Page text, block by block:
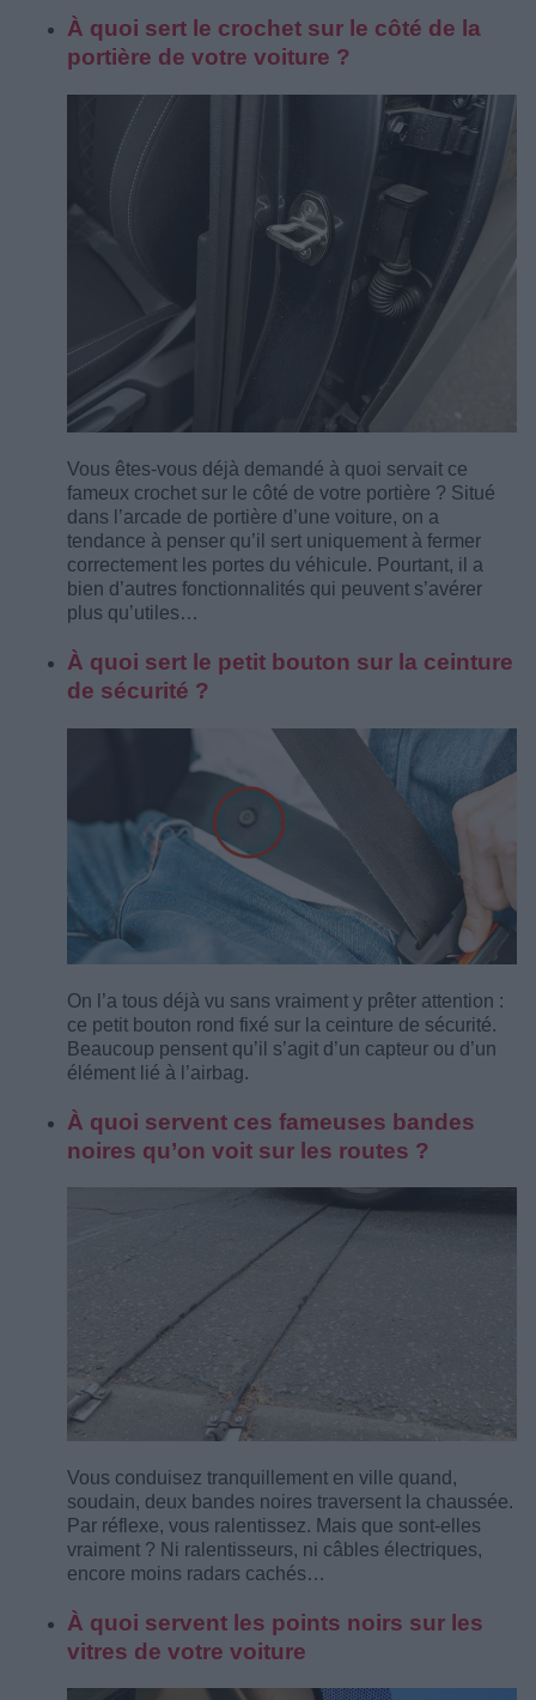
À quoi sert le crochet sur le côté de la
portière de votre voiture ?
Vous êtes-vous déjà demandé à quoi servait ce
fameux crochet sur le côté de votre portière ? Situé
dans l’arcade de portière d’une voiture, on a
tendance à penser qu’il sert uniquement à fermer
correctement les portes du véhicule. Pourtant, il a
bien d’autres fonctionnalités qui peuvent s’avérer
plus qu’utiles…
À quoi sert le petit bouton sur la ceinture
de sécurité ?
On l’a tous déjà vu sans vraiment y prêter attention :
ce petit bouton rond fixé sur la ceinture de sécurité.
Beaucoup pensent qu’il s’agit d’un capteur ou d’un
élément lié à l’airbag.
À quoi servent ces fameuses bandes
noires qu’on voit sur les routes ?
Vous conduisez tranquillement en ville quand,
soudain, deux bandes noires traversent la chaussée.
Par réflexe, vous ralentissez. Mais que sont-elles
vraiment ? Ni ralentisseurs, ni câbles électriques,
encore moins radars cachés…
À quoi servent les points noirs sur les
vitres de votre voiture